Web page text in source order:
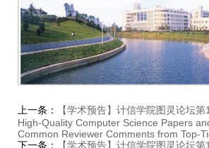
上一条：
【学术预告】计信学院图灵论坛
High-Quality Computer Science Papers
Common Reviewer Comments from Top-
下一条：
【学术预告】计信学院图灵论坛